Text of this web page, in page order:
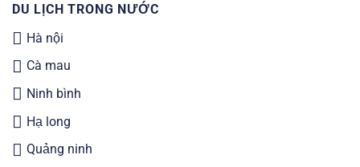
DU LỊCH TRONG NƯỚC
Hà nội
Cà mau
Ninh bình
Hạ long
Quảng ninh